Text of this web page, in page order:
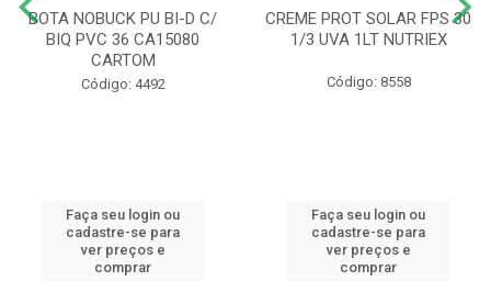
BOTA NOBUCK PU BI-D C/
BIQ PVC 36 CA15080
CARTOM
Código: 4492
Faça seu login ou
cadastre-se para
ver preços e
comprar
CREME PROT SOLAR FPS 30
1/3 UVA 1LT NUTRIEX
Código: 8558
Faça seu login ou
cadastre-se para
ver preços e
comprar